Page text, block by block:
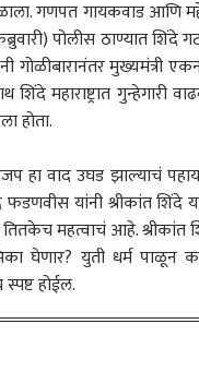
गणपत गायकवाड आणि
पोलीस ठाण्यात शिंदे
गोळीबारानंतर मुख्यमंत्री
शिंदेमहाराष्ट्रात गुन्हेगारी
होता.
हा वाद उघड झाल्याचं
फडणवीसयांनी श्रीकांत शिंदे
महत्वाचं आहे. श्रीकांत
घेणार? युती धर्म पाळून
होईल.
राहुल गांधींचा Gen Z सोबत
संपर्क साधण्याचा प्रयत्न;
सेशन सुरू, म्हणाले, तुम्ही मला
काहीही विचारू शकता
असं
एकनाथ शिंदेंकडून त्या
कपिल सिब्बल तारीख सांगत
जे